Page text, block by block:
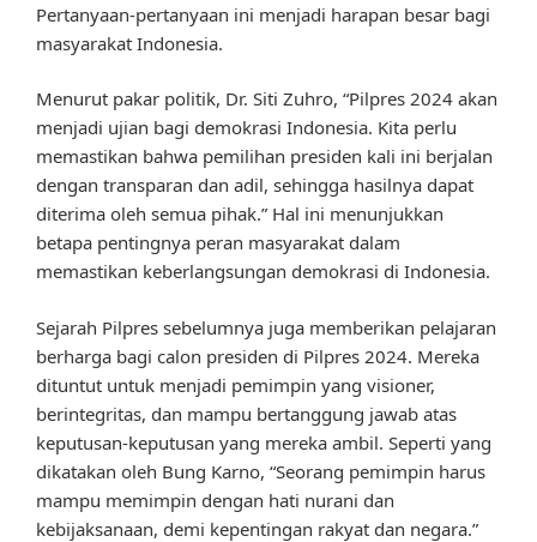
Pertanyaan-pertanyaan ini menjadi harapan besar bagi
masyarakat Indonesia.
Menurut pakar politik, Dr. Siti Zuhro, “Pilpres 2024 akan
menjadi ujian bagi demokrasi Indonesia. Kita perlu
memastikan bahwa pemilihan presiden kali ini berjalan
dengan transparan dan adil, sehingga hasilnya dapat
diterima oleh semua pihak.” Hal ini menunjukkan
betapa pentingnya peran masyarakat dalam
memastikan keberlangsungan demokrasi di Indonesia.
Sejarah Pilpres sebelumnya juga memberikan pelajaran
berharga bagi calon presiden di Pilpres 2024. Mereka
dituntut untuk menjadi pemimpin yang visioner,
berintegritas, dan mampu bertanggung jawab atas
keputusan-keputusan yang mereka ambil. Seperti yang
dikatakan oleh Bung Karno, “Seorang pemimpin harus
mampu memimpin dengan hati nurani dan
kebijaksanaan, demi kepentingan rakyat dan negara.”